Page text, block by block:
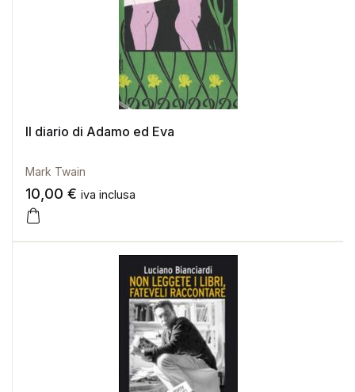
Il diario di Adamo ed Eva
Mark Twain
10,00 € iva inclusa